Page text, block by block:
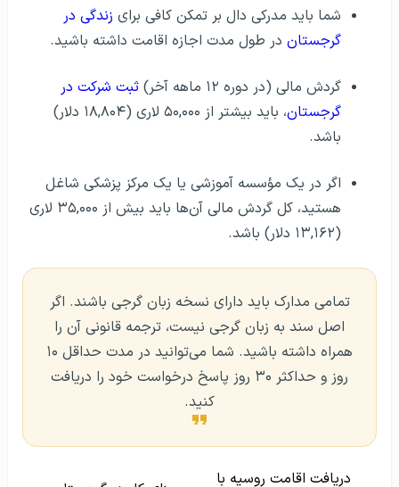
گرجستان در طول مدت اجازه اقامت داشته باشید.
گرجستان
، باید بیشتر از ۵۰,۰۰۰ لاری (۱۸,۸۰۴ دلار)
باشد.
هستید، کل گردش مالی آن‌ها باید بیش از ۳۵,۰۰۰ لاری
(۱۳,۱۶۲ دلار) باشد.
اصل سند به زبان گرجی نیست، ترجمه قانونی آن را
همراه داشته باشید. شما می‌توانید در مدت حداقل ۱۰
روز و حداکثر ۳۰ روز پاسخ درخواست خود را دریافت
کنید.
دریافت اقامت روسیه با
ویزای کاری